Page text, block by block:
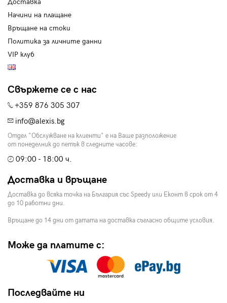
Доставка
Начини на плащане
Връщане на стоки
Политика за личните данни
VIP клуб
Свържете се с нас
+359 876 305 307
info@alexis.bg
Отдел "Обслужване на клиенти" е на Ваше разположение
от понеделник до петък в следните часове:
09:00 - 18:00 ч.
Доставка и връщане
Доставка до всяка точка на България със Speedy или Еконт в срок от 4
до 10 работни дни.
Връщане до 14 дни от датата на доставка съгласно общите условия.
Може да платите с:
Последвайте ни